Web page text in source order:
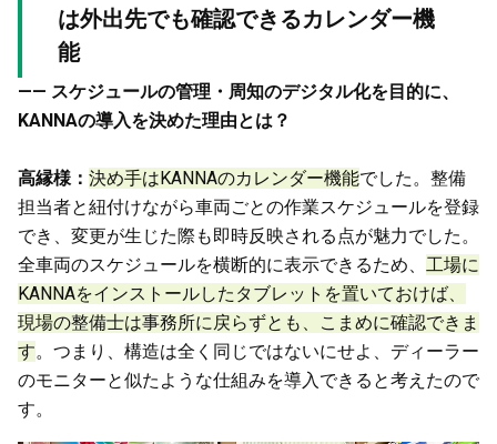
は外出先でも確認できるカレンダー機
能
—— スケジュールの管理・周知のデジタル化を目的に、
KANNAの導入を決めた理由とは？
高縁様： 決め手はKANNAのカレンダー機能でした。整備
担当者と紐付けながら車両ごとの作業スケジュールを登録
でき、変更が生じた際も即時反映される点が魅力でした。
全車両のスケジュールを横断的に表示できるため、 工場に
KANNAをインストールしたタブレットを置いておけば、
現場の整備士は事務所に戻らずとも、こまめに確認できま
す。つまり、構造は全く同じではないにせよ、ディーラー
のモニターと似たような仕組みを導入できると考えたので
す。